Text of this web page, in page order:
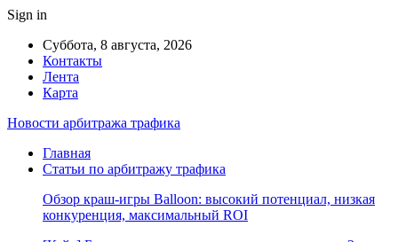
Sign in
Суббота, 8 августа, 2026
Контакты
Лента
Карта
Новости арбитража трафика
Главная
Статьи по арбитражу трафика
Обзор краш-игры Balloon: высокий потенциал, низкая
конкуренция, максимальный ROI